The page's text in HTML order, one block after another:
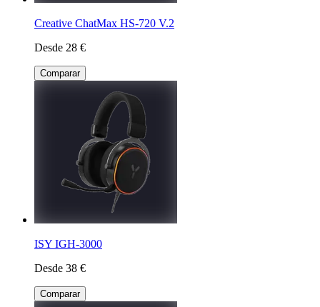
Creative ChatMax HS-720 V.2
Desde 28 €
Comparar
ISY IGH-3000
Desde 38 €
Comparar